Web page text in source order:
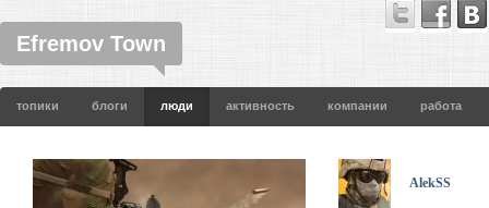
Efremov Town
топики блоги люди активность компании работа
AlekSS